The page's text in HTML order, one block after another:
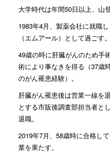
大学時代は年間50日以上、山
1983年4月、製薬会社に就職
（エムアール）として過ごす。
49歳の時に肝臓がんのため手
術により事なきを得る（37歳
のがん罹患経験）。
肝臓がん罹患後は営業一線を
とする市販後調査部担当者と
退職。
2019年7月、58歳時に合格し
業を果たす。